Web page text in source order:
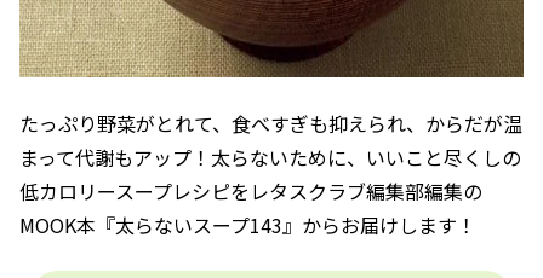
たっぷり野菜がとれて、食べすぎも抑えられ、からだが温
まって代謝もアップ！太らないために、いいこと尽くしの
低カロリースープレシピをレタスクラブ編集部編集の
MOOK本『太らないスープ143』からお届けします！